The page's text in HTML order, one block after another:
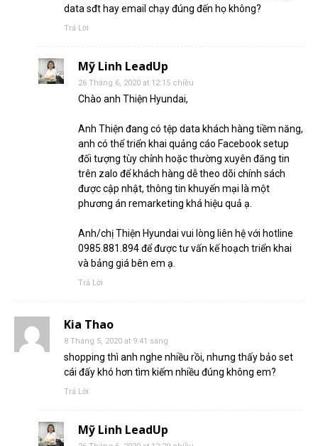
data sđt hay email chạy đúng đến họ không?
Trả Lời
Mỹ Linh LeadUp
26 Tháng 6, 2020 at 12:15 chiều
Chào anh Thiện Hyundai,
Anh Thiện đang có tệp data khách hàng tiềm năng,
anh có thể triển khai quảng cáo Facebook setup
đối tượng tùy chỉnh hoặc thường xuyên đăng tin
trên zalo để khách hàng dễ theo dõi chính sách
được cập nhật, thông tin khuyến mại là một
phương án remarketing khá hiệu quả ạ.
Anh/chị Thiện Hyundai vui lòng liên hệ với hotline
0985.881.894 để được tư vấn kế hoạch triển khai
và bảng giá bên em ạ.
Trả Lời
Kia Thao
8 Tháng 5, 2020 at 9:41 sáng
shopping thì anh nghe nhiều rồi, nhưng thấy bảo set
cái đấy khó hơn tìm kiếm nhiều đúng không em?
Trả Lời
Mỹ Linh LeadUp